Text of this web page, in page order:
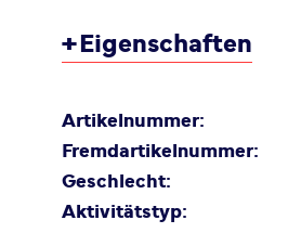
+ Eigenschaften
Artikelnummer:
Fremdartikelnummer:
Geschlecht:
Aktivitätstyp: